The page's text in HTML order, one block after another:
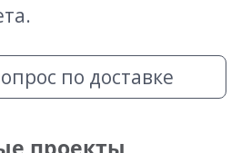
по доставке